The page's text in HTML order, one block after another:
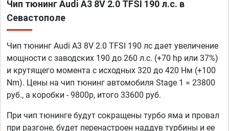
Чип тюнинг Audi A3 8V 2.0 TFSI 190 л.с. в
Севастополе
Чип тюнинг Audi A3 8V 2.0 TFSI 190 лс дает увеличение
мощности с заводских 190 до 260 л.с. (+70 hp или 37%)
и крутящего момента с исходных 320 до 420 Нм (+100
Nm). Цены на чип тюнинг автомобиля Stage 1 = 23800
руб., а коробки - 9800р, итого 33600 руб.
При чип тюнинге будут сокращены турбо яма и провал
при разгоне, будет перенастроен наддув турбины и ее